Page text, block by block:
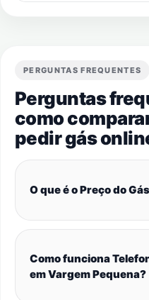
PERGUNTAS FREQUENTES
Perguntas
como
pedir gás
O que é o Preço do
Como funciona
em Vargem Pequena?